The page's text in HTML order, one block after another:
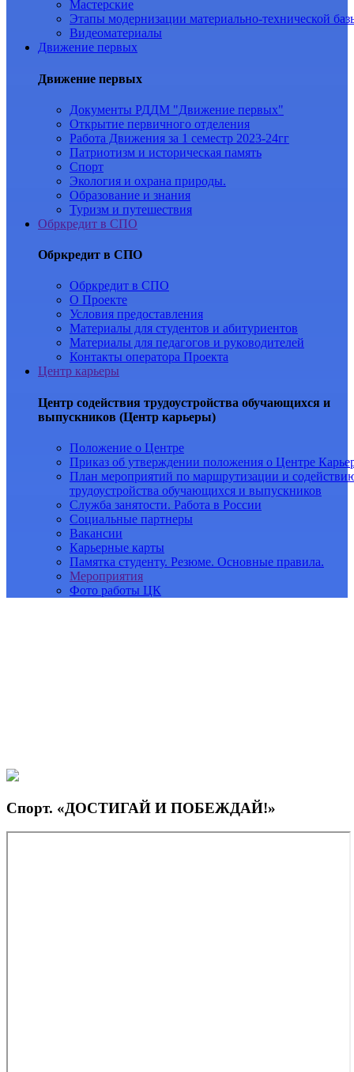
Мастерские
Этапы модернизации материально-технической
Видеоматериалы
Движение первых
Движение первых
Документы РДДМ "Движение первых"
Открытие первичного отделения
Работа Движения за 1 семестр 2023-24гг
Патриотизм и историческая память
Спорт
Экология и охрана природы.
Образование и знания
Туризм и путешествия
Обркредит в СПО
Обркредит в СПО
Обркредит в СПО
О Проекте
Условия предоставления
Материалы для студентов и абитуриентов
Материалы для педагогов и руководителей
Контакты оператора Проекта
Центр карьеры
Центр содействия трудоустройства обучающихся и
выпускников (Центр карьеры)
Положение о Центре
Приказ об утверждении положения о Центре
План мероприятий по маршрутизации и
трудоустройства обучающихся и выпускников
Служба занятости. Работа в России
Социальные партнеры
Вакансии
Карьерные карты
Памятка студенту. Резюме. Основные правила.
Мероприятия
Фото работы ЦК
Спорт. «ДОСТИГАЙ И ПОБЕЖДАЙ!»